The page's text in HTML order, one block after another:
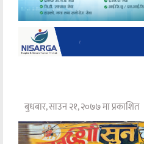
बुधबार, साउन २१, २०७७ मा प्रकाशित